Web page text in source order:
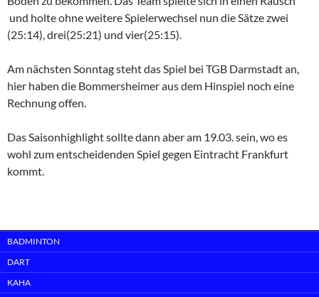
und holte ohne weitere Spielerwechsel nun die Sätze zwei
(25:14), drei(25:21) und vier(25:15).
Am nächsten Sonntag steht das Spiel bei TGB Darmstadt an,
hier haben die Bommersheimer aus dem Hinspiel noch eine
Rechnung offen.
Das Saisonhighlight sollte dann aber am 19.03. sein, wo es
wohl zum entscheidenden Spiel gegen Eintracht Frankfurt
kommt.
BADMINTON
DART
KAHA